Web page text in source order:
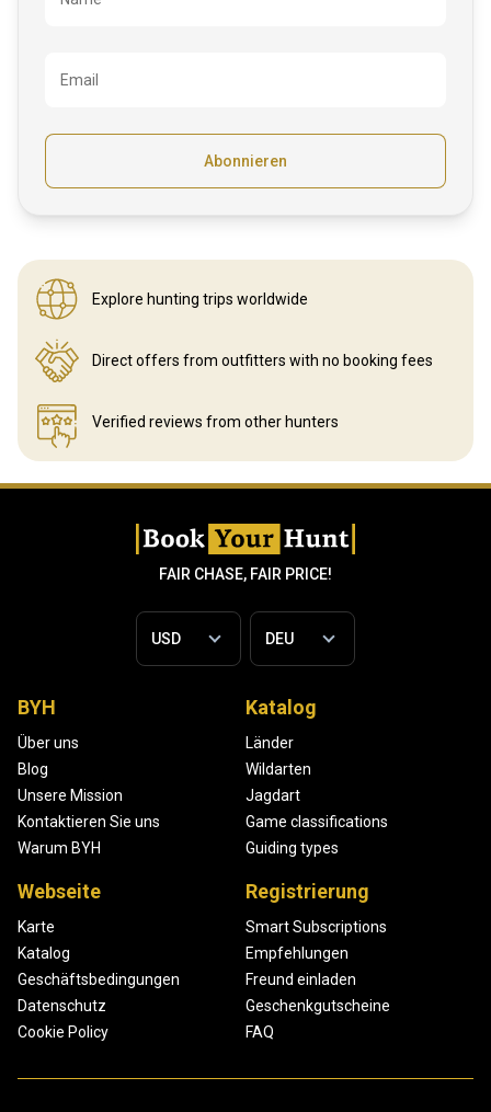
Email
Abonnieren
Explore hunting trips worldwide
Direct offers from outfitters with no booking fees
Verified reviews from other hunters
FAIR CHASE, FAIR PRICE!
BYH
Über uns
Blog
Unsere Mission
Kontaktieren Sie uns
Warum BYH
Katalog
Länder
Wildarten
Jagdart
Game classifications
Guiding types
Webseite
Karte
Katalog
Geschäftsbedingungen
Datenschutz
Cookie Policy
Registrierung
Smart Subscriptions
Empfehlungen
Freund einladen
Geschenkgutscheine
FAQ